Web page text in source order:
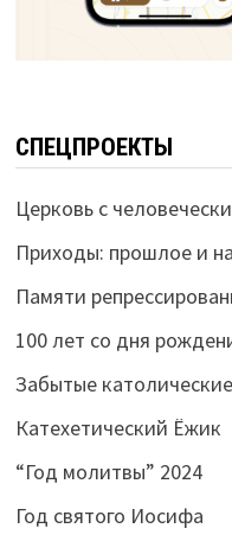
СПЕЦПРОЕКТЫ
Церковь с
Приходы: прошлое и
Памяти
100 лет со дня
Забытые
Катехетический Ёжик
“Год молитвы” 2024
Год святого Иосифа